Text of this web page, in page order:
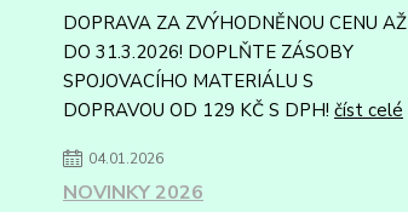
DOPRAVA ZA ZVÝHODNĚNOU CENU AŽ
DO 31.3.2026! DOPLŇTE ZÁSOBY
SPOJOVACÍHO MATERIÁLU S
DOPRAVOU OD 129 KČ S DPH! číst celé
04.01.2026
NOVINKY 2026